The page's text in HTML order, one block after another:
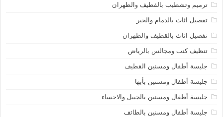
ترميم وتشطيب بالقطيف والظهران
تفصيل اثاث بالدمام والخبر
تفصيل اثاث بالقطيف والظهران
تنظيف كنب ومجالس بالرياض
جليسة أطفال ومسنين القطيف
جليسة أطفال ومسنين بأبها
جليسة أطفال ومسنين بالجبيل والاحساء
جليسة أطفال ومسنين بالطائف